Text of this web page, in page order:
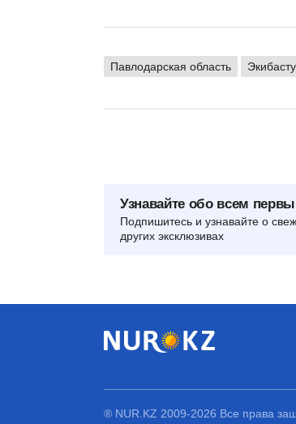
Павлодарская область
Узнавайте обо всем
Подпишитесь и узнавайте о
других эксклюзивах
® NUR.KZ 2009-2026 Все права